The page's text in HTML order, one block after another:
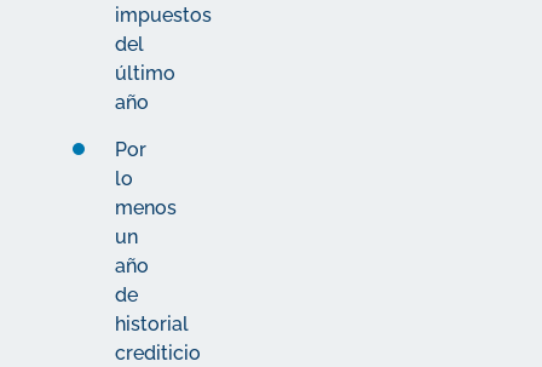
impuestos
del
último
año
Por
lo
menos
un
año
de
historial
crediticio